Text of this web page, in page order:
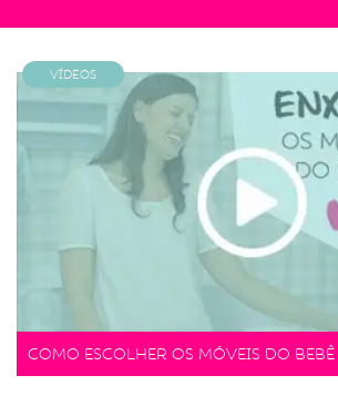
Vídeos
Como escolher os móveis do bebê